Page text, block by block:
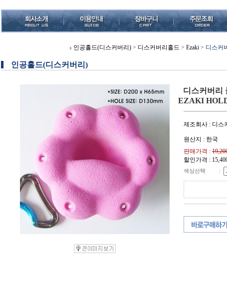
인공홀드(디스커버리) > 디스커버리홀드 > Ezaki > 디스커
인공홀드(디스커버리)
디스커버리
EZAKI
제조회사 : 디스
원산지 : 한국
판매가격 :
할인가격 :
색상선택 :